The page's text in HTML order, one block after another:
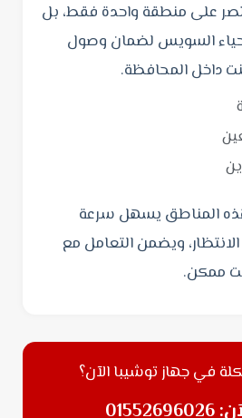
على منطقة واحدة فقط، بل
السويس لضمان وصول
داخل المحافظة.
المناطق يسهل سرعة
ويضمن التعامل مع
ممكن.
في جهاز توشيبا الآن؟